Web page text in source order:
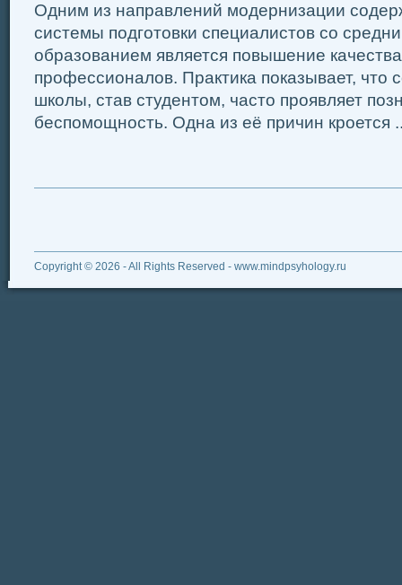
Одним из направлений модернизации
системы подготовки специалистов со
образованием является повышение
профессионалов. Практика показывает, что
школы, став студентом, часто проявляет
беспомощность. Одна из её причин кроется
Copyright © 2026 - All Rights Reserved - www.mindpsyhology.ru